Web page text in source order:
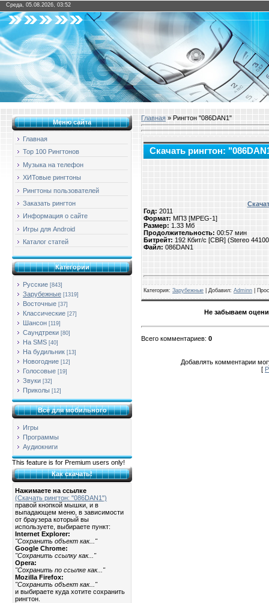
Среда, 05.08.2026, 03:52
Меню сайта
Главная
Top 100 Рингтонов
Музыка на телефон
ХИТовые рингтоны
Рингтоны пользователей
Заказать рингтон
Информация о сайте
Игры для Android
Каталог статей
Категории
Русские [843]
Зарубежные [1319]
Восточные [37]
Классические [27]
Шансон [119]
Саундтреки [80]
На SMS [40]
На будильник [13]
Новогодние [12]
Голосовые [19]
Звуки [32]
Приколы [12]
Всё для мобильного
Игры
Программы
Аудиокниги
This feature is for Premium users only!
Как скачать!
Нажимаете на ссылке
(Скачать рингтон: "086DAN1")
правой кнопкой мышки, и в
выпадающем меню, в зависимости
от браузера который вы
используете, выбираете пункт:
Internet Explorer:
"Сохранить объект как..."
Google Chrome:
"Сохранить ссылку как..."
Opera:
"Сохранить по ссылке как..."
Mozilla Firefox:
"Сохранить объект как..."
и выбираете куда хотите сохранить
рингтон.
Главная » Рингтон "086DAN1"
Скачать рингтон:
Год: 2011
Формат: МП3 [MPEG-1]
Размер: 1.33 Мб
Продолжительность: 00:57 мин
Битрейт: 192 Кбит/с [CBR] (Stereo
Файл: 086DAN1
Категория: Зарубежные | Добавил: Adminn
Не забываем
Всего комментариев: 0
Добавлять комментарии
[